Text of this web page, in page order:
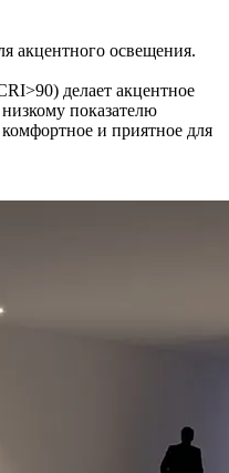
акцентного освещения.
делает акцентное
показателю
и приятное для